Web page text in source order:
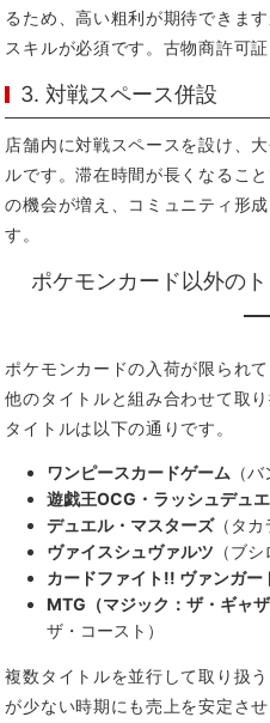
るため、高い粗利が期待できま
スキルが必須です。古物商許可証
3. 対戦スペース併設
店舗内に対戦スペースを設け、
ルです。滞在時間が長くなるこ
の機会が増え、コミュニティ形
す。
ポケモンカード以外の
ポケモンカードの入荷が限られ
他のタイトルと組み合わせて取
タイトルは以下の通りです。
ワンピースカードゲーム （
遊戯王OCG・ラッシュデュ
デュエル・マスターズ（タカ
ヴァイスシュヴァルツ （ブシ
カードファイト!! ヴァンガー
MTG（マジック：ザ・ギャザ
ザ・コースト）
複数タイトルを並行して取り扱
が少ない時期にも売上を安定させ